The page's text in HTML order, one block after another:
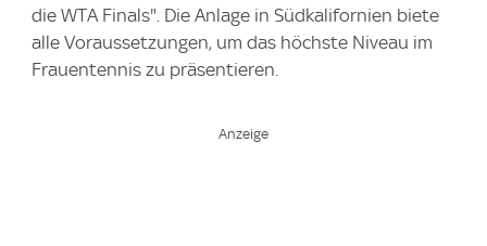
die WTA Finals". Die Anlage in Südkalifornien biete
alle Voraussetzungen, um das höchste Niveau im
Frauentennis zu präsentieren.